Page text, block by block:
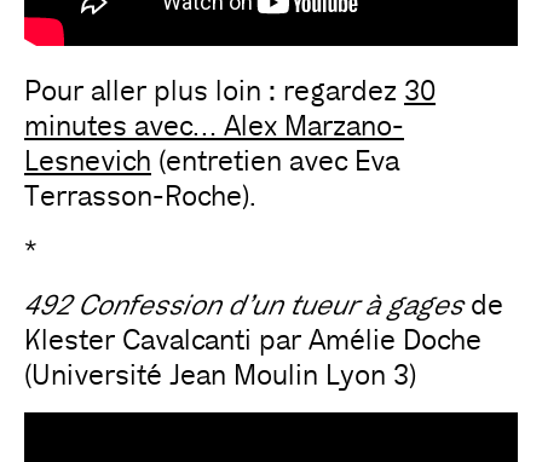
Pour aller plus loin : regardez 30
minutes avec… Alex Marzano-
Lesnevich (entretien avec Eva
Terrasson-Roche).
*
492 Confession d’un tueur à gagesde
Klester Cavalcanti par Amélie Doche
(Université Jean Moulin Lyon 3)